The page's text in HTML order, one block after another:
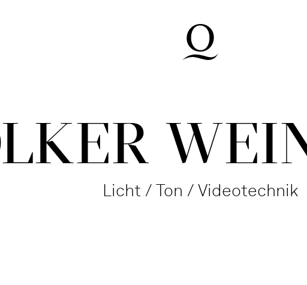
Licht / Ton / Videotechnik